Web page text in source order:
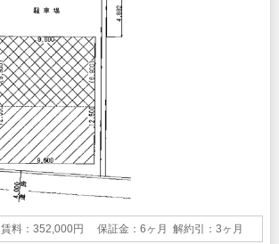
賃料：352,000円 保証金：6ヶ月 解約引：3ヶ月